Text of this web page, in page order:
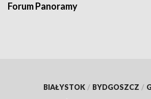
Forum Panoramy
BIAŁYSTOK / BYDGOSZCZ /